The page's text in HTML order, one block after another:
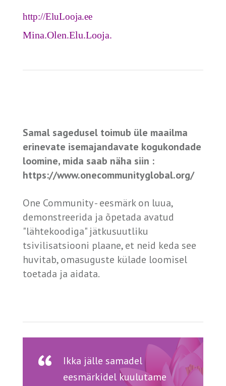
http://EluLooja.ee
Mina.Olen.Elu.Looja.
Samal sagedusel toimub üle maailma
erinevate isemajandavate kogukondade
loomine, mida saab näha siin :
https://www.onecommunityglobal.org/
One Community - eesmärk on luua,
demonstreerida ja õpetada avatud
"lähtekoodiga" jätkusuutliku
tsivilisatsiooni plaane, et neid keda see
huvitab, omasuguste külade loomisel
toetada ja aidata.
Ikka jälle samadel
eesmärkidel kuulutame